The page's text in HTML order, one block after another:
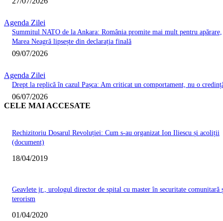
Agenda Zilei
Summitul NATO de la Ankara: România promite mai mult pentru apărare,
Marea Neagră lipsește din declarația finală
09/07/2026
Agenda Zilei
Drept la replică în cazul Pașca: Am criticat un comportament, nu o
06/07/2026
CELE MAI ACCESATE
Rechizitoriu Dosarul Revoluției: Cum s-au organizat Ion Iliescu și acoliții
(document)
18/04/2019
Geavlete jr., urologul director de spital cu master în securitate comunitară
terorism
01/04/2020